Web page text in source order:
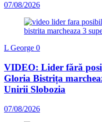
07/08/2026
L George 0
VIDEO: Lider fără
Gloria Bistrița
Unirii Slobozia
07/08/2026